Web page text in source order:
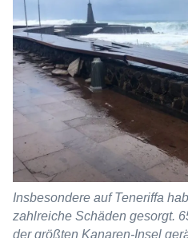
Insbesondere auf Teneriffa
zahlreiche Schäden gesorgt.
der größten Kanaren-Insel